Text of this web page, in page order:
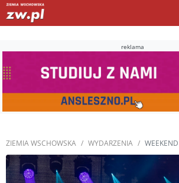
reklama
ZIEMIA WSCHOWSKA WYDARZENIA WEEKEND